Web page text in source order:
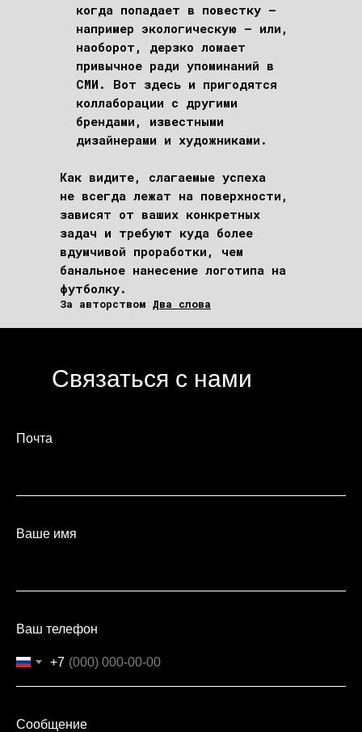
когда попадает в повестку –
например экологическую – или,
наоборот, дерзко ломает
привычное ради упоминаний в
СМИ. Вот здесь и пригодятся
коллаборации с другими
брендами, известными
дизайнерами и художниками.
Как видите, слагаемые успеха
не всегда лежат на поверхности,
зависят от ваших конкретных
задач и требуют куда более
вдумчивой проработки, чем
банальное нанесение логотипа на
футболку.
За авторством Два слова
Связаться с нами
Почта
Ваше имя
Ваш телефон
+7
Сообщение